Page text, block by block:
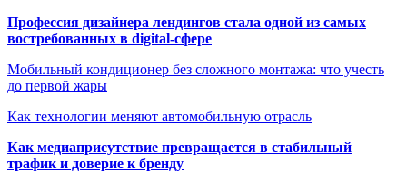
Профессия дизайнера лендингов стала одной из самых
востребованных в digital-сфере
Мобильный кондиционер без сложного монтажа: что учесть
до первой жары
Как технологии меняют автомобильную отрасль
Как медиаприсутствие превращается в стабильный
трафик и доверие к бренду